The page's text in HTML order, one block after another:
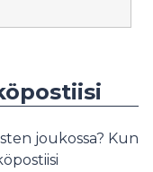
joukossa? Kun